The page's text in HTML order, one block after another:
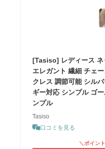
[Tasiso] レディース ネ
エレガント 繊細 チェ
クレス 調節可能 シル
ギー対応 シンプル ゴ
ンプル
Tasiso
口コミを見る
＼ポイン